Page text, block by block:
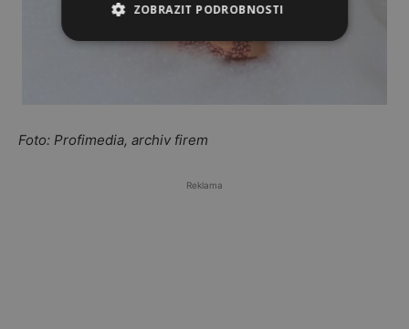
Foto: Profimedia, archiv firem
Reklama
ZOBRAZIT PODROBNOSTI